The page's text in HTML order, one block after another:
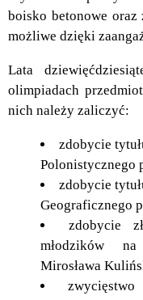
boisko betonowe oraz
możliwe dzięki
Lata
olimpiadach
nich należy zaliczyć:
zdobycie
Polonistycznego
zdobycie
Geograficznego
zdobycie
młodzików
Mirosława